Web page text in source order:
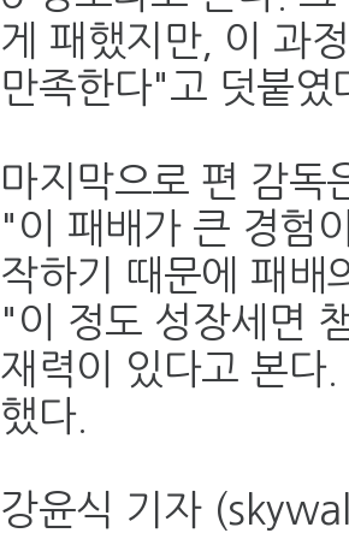
게 패했지만, 이 과
만족한다"고 덧붙였
마지막으로 편 감독
"이 패배가 큰 경험
작하기 때문에 패배
"이 정도 성장세면
재력이 있다고 본다
했다.
강윤식 기자